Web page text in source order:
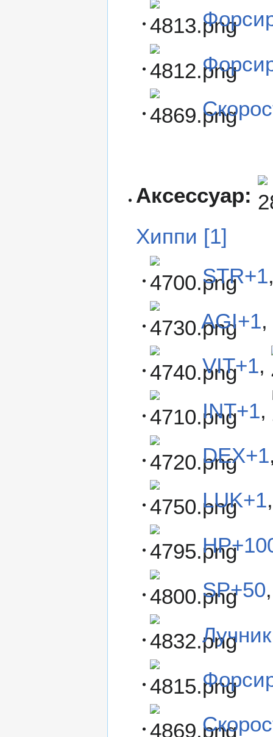
Аксессуар:
Хиппи [1]
STR+1
AGI+1,
VIT+1,
INT+1,
DEX+1
LUK+1
SP+50